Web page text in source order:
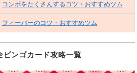
コンボをたくさんするコツ・おすすめツム
フィーバーのコツ・おすすめツム
ビンゴカード攻略一覧